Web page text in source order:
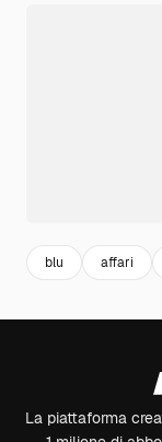
blu affari
La piattaforma